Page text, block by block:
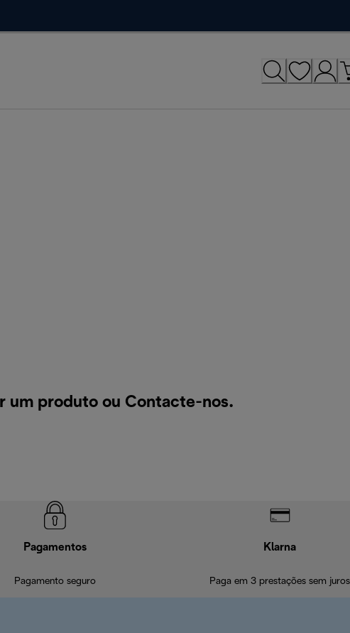
um produto ou Contacte-nos.
Pagamentos
Pagamento seguro
Klarna
Paga em 3 prestações sem juros